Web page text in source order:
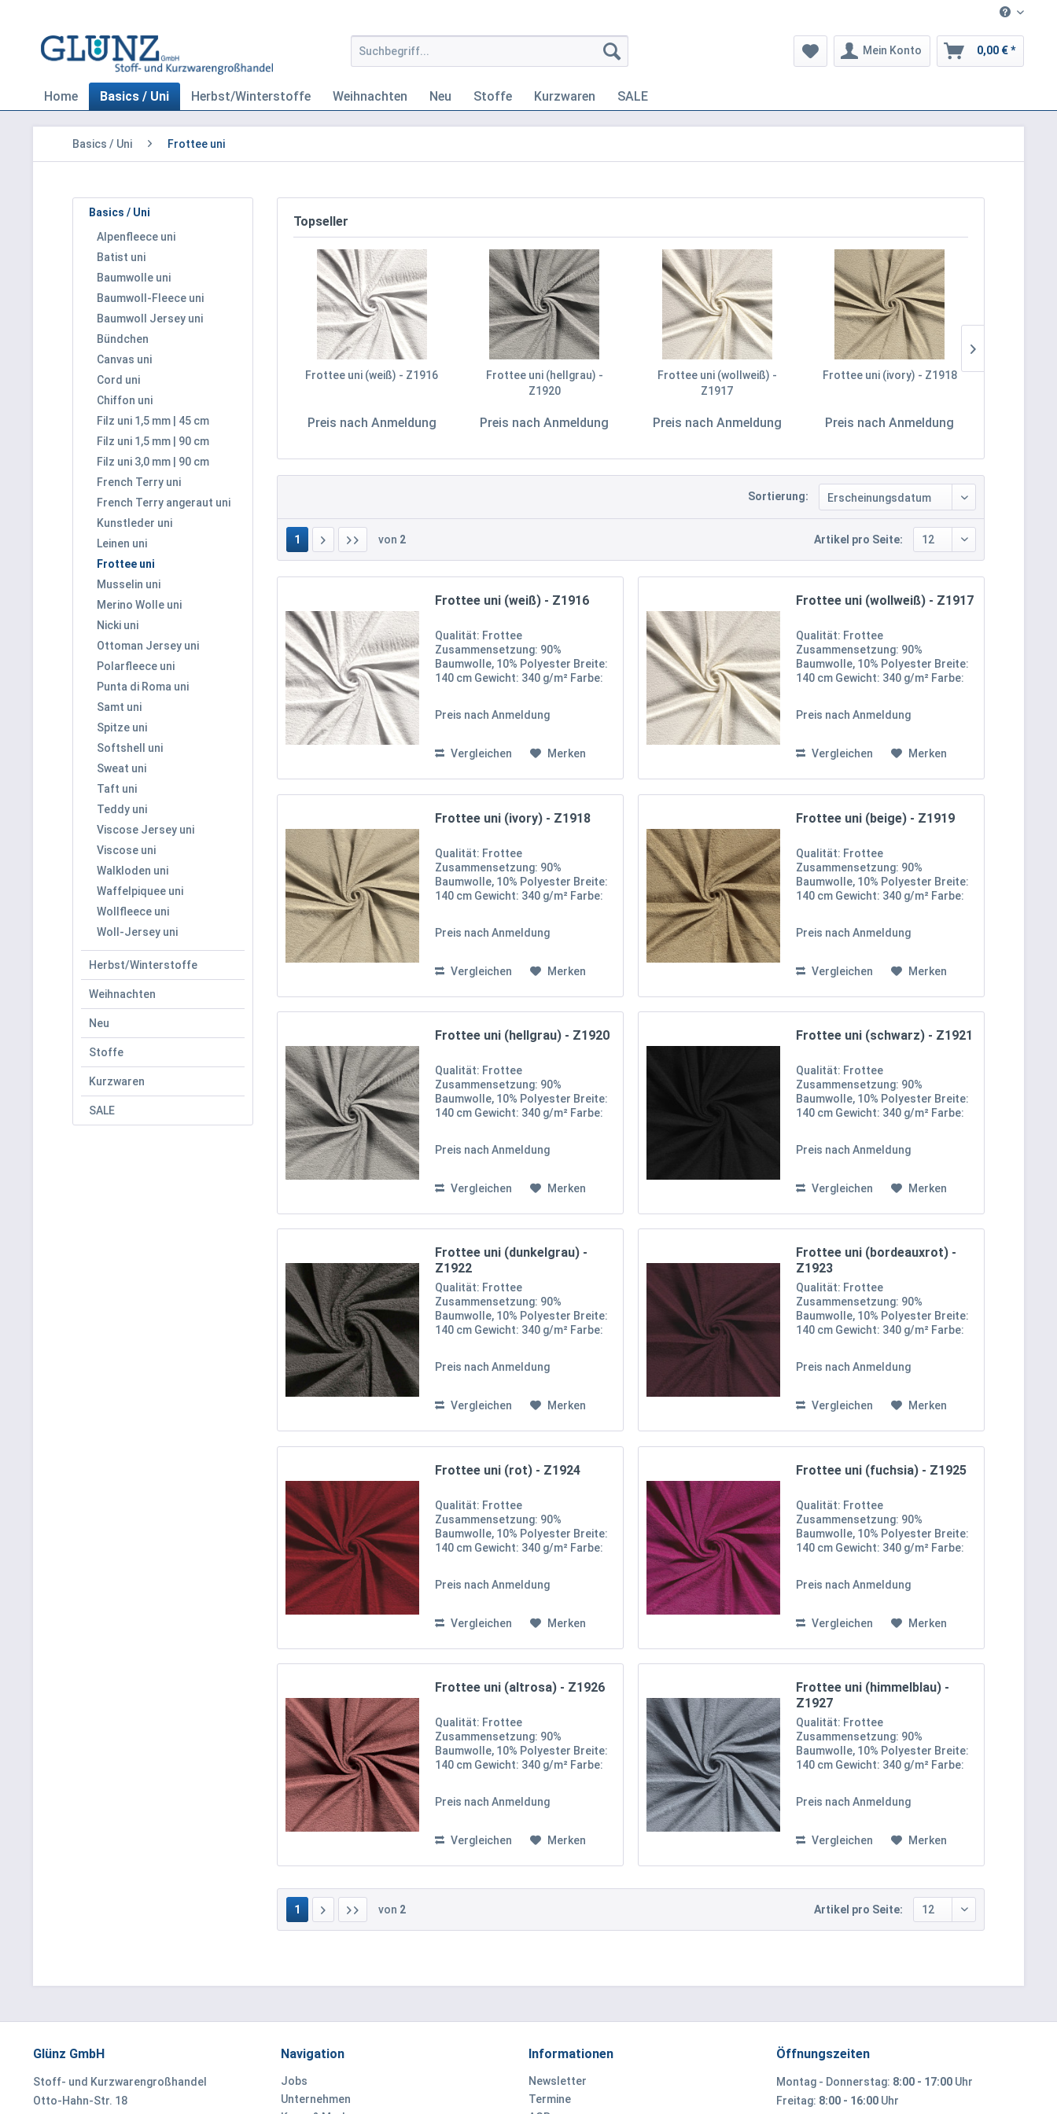
Mein Konto 0,00 € *
Home Basics / Uni Herbst/Winterstoffe Weihnachten Neu Stoffe Kurzwaren SALE
Basics / Uni Frottee uni
Basics / Uni
Alpenfleece uni
Batist uni
Baumwolle uni
Baumwoll-Fleece uni
Baumwoll Jersey uni
Bündchen
Canvas uni
Cord uni
Chiffon uni
Filz uni 1,5 mm | 45 cm
Filz uni 1,5 mm | 90 cm
Filz uni 3,0 mm | 90 cm
French Terry uni
French Terry angeraut uni
Kunstleder uni
Leinen uni
Frottee uni
Musselin uni
Merino Wolle uni
Nicki uni
Ottoman Jersey uni
Polarfleece uni
Punta di Roma uni
Samt uni
Spitze uni
Softshell uni
Sweat uni
Taft uni
Teddy uni
Viscose Jersey uni
Viscose uni
Walkloden uni
Waffelpiquee uni
Wollfleece uni
Woll-Jersey uni
Herbst/Winterstoffe
Weihnachten
Neu
Stoffe
Kurzwaren
SALE
Topseller
Frottee uni (weiß) - Z1916
Preis nach Anmeldung
Frottee uni (hellgrau) -
Z1920
Preis nach Anmeldung
Frottee uni (wollweiß) -
Z1917
Preis nach Anmeldung
Frottee uni (ivory) - Z1918
Preis nach Anmeldung
Sortierung:
1 von 2 Artikel pro Seite:
Frottee uni (weiß) - Z1916
Qualität: Frottee
Zusammensetzung: 90%
Baumwolle, 10% Polyester Breite:
140 cm Gewicht: 340 g/m² Farbe:
besteht aus 90% Baumwolle und
weiche,...
Preis nach Anmeldung
Vergleichen Merken
Frottee uni (wollweiß) - Z1917
Qualität: Frottee
Zusammensetzung: 90%
Baumwolle, 10% Polyester Breite:
140 cm Gewicht: 340 g/m² Farbe:
besteht aus 90% Baumwolle und
weiche,...
Preis nach Anmeldung
Vergleichen Merken
Frottee uni (ivory) - Z1918
Qualität: Frottee
Zusammensetzung: 90%
Baumwolle, 10% Polyester Breite:
140 cm Gewicht: 340 g/m² Farbe:
besteht aus 90% Baumwolle und
weiche,...
Preis nach Anmeldung
Vergleichen Merken
Frottee uni (beige) - Z1919
Qualität: Frottee
Zusammensetzung: 90%
Baumwolle, 10% Polyester Breite:
140 cm Gewicht: 340 g/m² Farbe:
besteht aus 90% Baumwolle und
weiche,...
Preis nach Anmeldung
Vergleichen Merken
Frottee uni (hellgrau) - Z1920
Qualität: Frottee
Zusammensetzung: 90%
Baumwolle, 10% Polyester Breite:
140 cm Gewicht: 340 g/m² Farbe:
besteht aus 90% Baumwolle und
weiche,...
Preis nach Anmeldung
Vergleichen Merken
Frottee uni (schwarz) - Z1921
Qualität: Frottee
Zusammensetzung: 90%
Baumwolle, 10% Polyester Breite:
140 cm Gewicht: 340 g/m² Farbe:
besteht aus 90% Baumwolle und
weiche,...
Preis nach Anmeldung
Vergleichen Merken
Frottee uni (dunkelgrau) -
Z1922
Qualität: Frottee
Zusammensetzung: 90%
Baumwolle, 10% Polyester Breite:
140 cm Gewicht: 340 g/m² Farbe:
besteht aus 90% Baumwolle und
weiche,...
Preis nach Anmeldung
Vergleichen Merken
Frottee uni (bordeauxrot) -
Z1923
Qualität: Frottee
Zusammensetzung: 90%
Baumwolle, 10% Polyester Breite:
140 cm Gewicht: 340 g/m² Farbe:
Frottee-Stoff besteht aus 90%
was ihm eine weiche,...
Preis nach Anmeldung
Vergleichen Merken
Frottee uni (rot) - Z1924
Qualität: Frottee
Zusammensetzung: 90%
Baumwolle, 10% Polyester Breite:
140 cm Gewicht: 340 g/m² Farbe:
aus 90% Baumwolle und 10%
Preis nach Anmeldung
Vergleichen Merken
Frottee uni (fuchsia) - Z1925
Qualität: Frottee
Zusammensetzung: 90%
Baumwolle, 10% Polyester Breite:
140 cm Gewicht: 340 g/m² Farbe:
besteht aus 90% Baumwolle und
weiche,...
Preis nach Anmeldung
Vergleichen Merken
Frottee uni (altrosa) - Z1926
Qualität: Frottee
Zusammensetzung: 90%
Baumwolle, 10% Polyester Breite:
140 cm Gewicht: 340 g/m² Farbe:
besteht aus 90% Baumwolle und
weiche,...
Preis nach Anmeldung
Vergleichen Merken
Frottee uni (himmelblau) -
Z1927
Qualität: Frottee
Zusammensetzung: 90%
Baumwolle, 10% Polyester Breite:
140 cm Gewicht: 340 g/m² Farbe:
besteht aus 90% Baumwolle und
weiche,...
Preis nach Anmeldung
Vergleichen Merken
1 von 2 Artikel pro Seite:
Glünz GmbH
Stoff- und Kurzwarengroßhandel
Otto-Hahn-Str. 18
Navigation
Jobs
Unternehmen
Informationen
Newsletter
Termine
Öffnungszeiten
Montag - Donnerstag: 8:00 - 17:00 Uhr
Freitag: 8:00 - 16:00 Uhr